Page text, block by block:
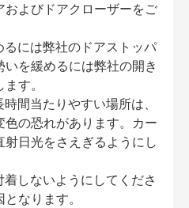
およびドアクローザーをご
には弊社のドアストッパ
を緩めるには弊社の開き
す。
間当たりやすい場所は、
の恐れがあります。カー
日光をさえぎるようにし
しないようにしてくださ
なります。